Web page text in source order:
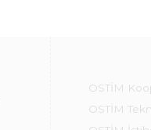
OSTİM
OSTİM